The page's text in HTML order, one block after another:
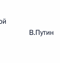
В.Путин